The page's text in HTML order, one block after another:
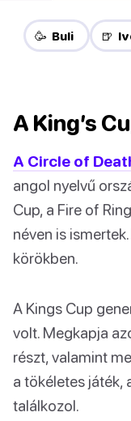
🥳 Buli 🍺
A King’s
A Circle of
angol nyelvű
Cup, a Fire of
néven is
körökben.
A Kings Cup
volt. Megkapja
részt, valamint
a tökéletes játék,
találkozol.